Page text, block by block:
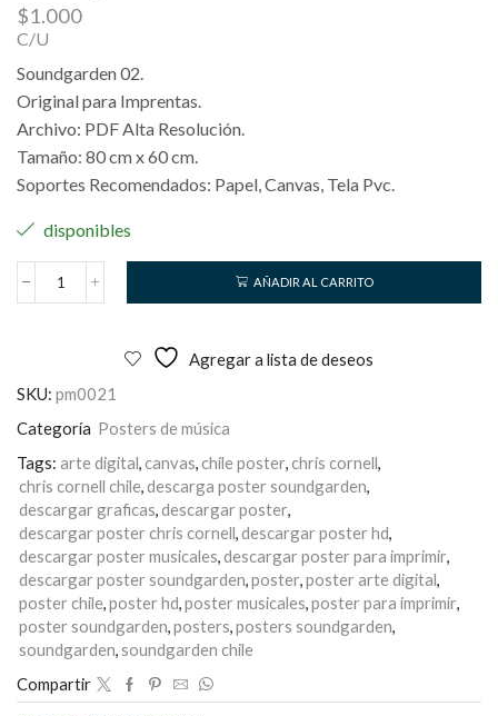
$1.000
C/U
Soundgarden 02.
Original para Imprentas.
Archivo: PDF Alta Resolución.
Tamaño: 80 cm x 60 cm.
Soportes Recomendados: Papel, Canvas, Tela Pvc.
disponibles
Soundgarden
AÑADIR AL CARRITO
Agregar a lista de deseos
SKU: pm0021
Categoría Posters de música
Tags: arte digital, canvas, chile poster, chris cornell,
chris cornell chile,descarga poster soundgarden,
descargar graficas,descargar poster,
descargar poster chris cornell,descargar poster hd,
descargar poster musicales,descargar poster para imprimir,
descargar poster soundgarden,poster,poster arte digital,
poster chile,poster hd,poster musicales,poster para imprimir,
poster soundgarden,posters,posters soundgarden,
soundgarden,soundgarden chile
Compartir